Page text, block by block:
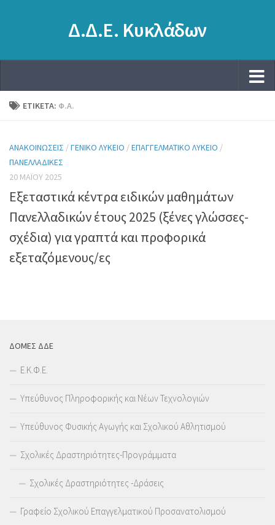
Δ.Δ.Ε. Κυκλάδων
ΕΤΙΚΈΤΑ: Φ.Α.
ΑΝΑΚΟΙΝΏΣΕΙΣ /ΓΕΝΙΚΌ ΛΎΚΕΙΟ /ΕΠΑΓΓΕΛΜΑΤΙΚΌ ΛΎΚΕΙΟ /
ΠΑΝΕΛΛΑΔΙΚΈΣ
20 ΜΑΪ́ΟΥ 2025
Εξεταστικά κέντρα ειδικών μαθημάτων
Πανελλαδικών έτους 2025 (ξένες γλώσσες-
σχέδια) για γραπτά και προφορικά
εξεταζόμενους/ες
ΔΟΜΕΣ ΔΔΕ
Ε.Κ.Φ.Ε.
Υπεύθυνος Πληροφορικής και Νέων Τεχνολογιών
Υπεύθυνος Φυσικής Αγωγής και Σχολικού Αθλητισμού
Σχολικές Δραστηριότητες-Προγράμματα
Σχολικές Δραστηριότητες -Δράσεις
Γραφείο Σχολικού Επαγγελματικού Προσανατολισμού